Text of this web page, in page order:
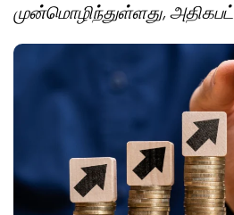
முன்மொழிந்துள்ளது,